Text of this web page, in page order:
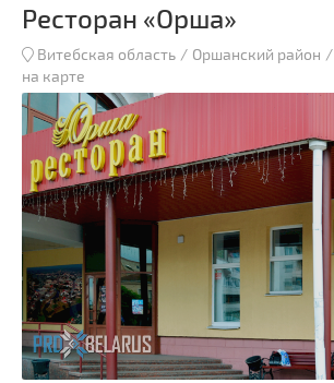
Ресторан «Орша»
Витебская область Оршанский район
на карте